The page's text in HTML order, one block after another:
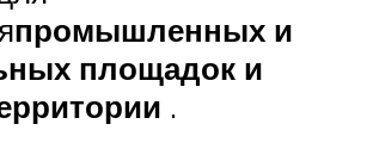
промышленных и
площадок и
.